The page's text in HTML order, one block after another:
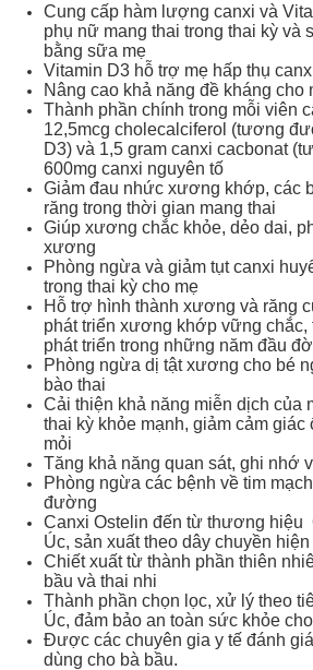
Cung cấp hàm lượng canxi và
phụ nữ mang thai trong thai kỳ và
bằng sữa mẹ
Vitamin D3 hỗ trợ mẹ hấp thụ
Nâng cao khả năng đề kháng cho
Thành phần chính trong mỗi viên
12,5mcg cholecalciferol (tương
D3) và 1,5 gram canxi cacbonat
600mg canxi nguyên tố
Giảm đau nhức xương khớp, các
răng trong thời gian mang thai
Giúp xương chắc khỏe, dẻo dai,
xương
Phòng ngừa và giảm tụt canxi
trong thai kỳ cho mẹ
Hỗ trợ hình thành xương và răng
phát triển xương khớp vững chắc,
phát triển trong những năm đầu
Phòng ngừa dị tật xương cho bé
bào thai
Cải thiện khả năng miễn dịch của
thai kỳ khỏe mạnh, giảm cảm giác
mỏi
Tăng khả năng quan sát, ghi nhớ
Phòng ngừa các bệnh về tim
đường
Canxi Ostelin đến từ thương hiệu
Úc, sản xuất theo dây chuyền hiện
Chiết xuất từ thành phần thiên
bầu và thai nhi
Thành phần chọn lọc, xử lý theo
Úc, đảm bảo an toàn sức khỏe
Được các chuyên gia y tế đánh
dùng cho bà bầu.